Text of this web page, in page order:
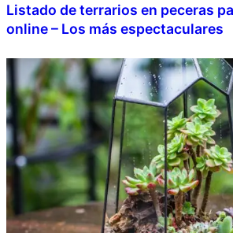
Listado de terrarios en peceras
online – Los más espectaculares